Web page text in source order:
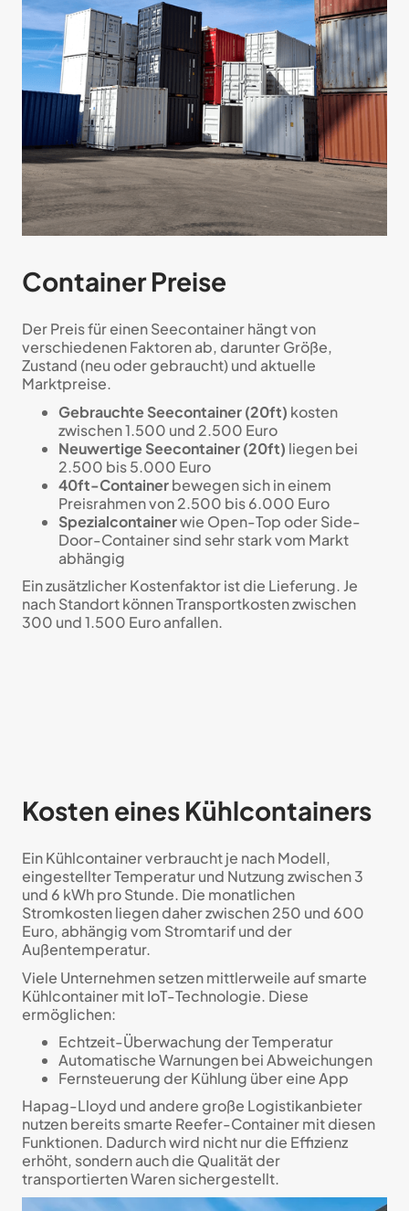
Container Preise
Der Preis für einen Seecontainer hängt von
verschiedenen Faktoren ab, darunter Größe,
Zustand (neu oder gebraucht) und aktuelle
Marktpreise.
Gebrauchte Seecontainer (20ft) kosten
zwischen 1.500 und 2.500 Euro
Neuwertige Seecontainer (20ft) liegen bei
2.500 bis 5.000 Euro
40ft-Containerbewegen sich in einem
Preisrahmen von 2.500 bis 6.000 Euro
Spezialcontainerwie Open-Top oder Side-
Door-Container sind sehr stark vom Markt
abhängig
Ein zusätzlicher Kostenfaktor ist die Lieferung. Je
nach Standort können Transportkosten zwischen
300 und 1.500 Euro anfallen.
Kosten eines Kühlcontainers
Ein Kühlcontainer verbraucht je nach Modell,
eingestellter Temperatur und Nutzung zwischen 3
und 6 kWh pro Stunde. Die monatlichen
Stromkosten liegen daher zwischen 250 und 600
Euro, abhängig vom Stromtarif und der
Außentemperatur.
Viele Unternehmen setzen mittlerweile auf smarte
Kühlcontainer mit IoT-Technologie. Diese
ermöglichen:
Echtzeit-Überwachung der Temperatur
Automatische Warnungen bei Abweichungen
Fernsteuerung der Kühlung über eine App
Hapag-Lloyd und andere große Logistikanbieter
nutzen bereits smarte Reefer-Container mit diesen
Funktionen. Dadurch wird nicht nur die Effizienz
erhöht, sondern auch die Qualität der
transportierten Waren sichergestellt.